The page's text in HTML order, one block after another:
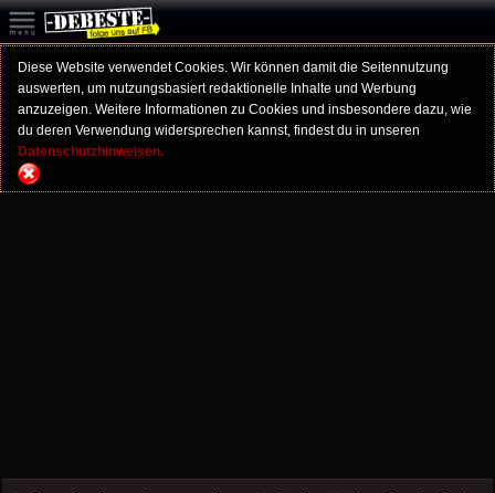
Diese Website verwendet Cookies. Wir können damit die Seitennutzung
auswerten, um nutzungsbasiert redaktionelle Inhalte und Werbung
anzuzeigen. Weitere Informationen zu Cookies und insbesondere dazu, wie
du deren Verwendung widersprechen kannst, findest du in unseren
Datenschutzhinweisen.